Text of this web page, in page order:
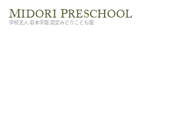
MIDORIPRESCHOOL
学校法人 岩本学園 認定みどりこども園